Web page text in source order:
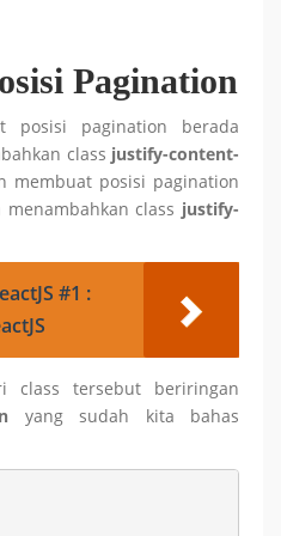
Pagination
posisi pagination berada
class justify-content-
membuat posisi pagination
class justify-
#1 :
class tersebut beriringan
yang sudah kita bahas